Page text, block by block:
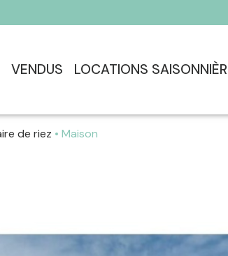
VENDUS LOCATIONS
de riez Maison